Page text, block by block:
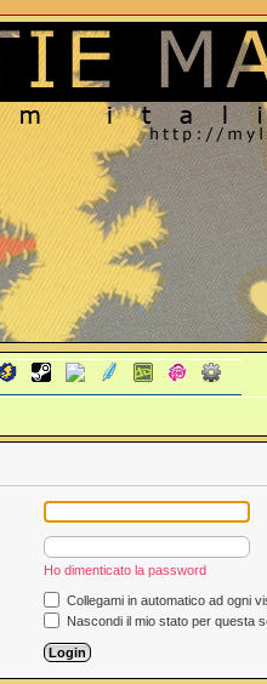
Ho dimenticato la password
Collegami in automatico ad ogni
Nascondi il mio stato per questa